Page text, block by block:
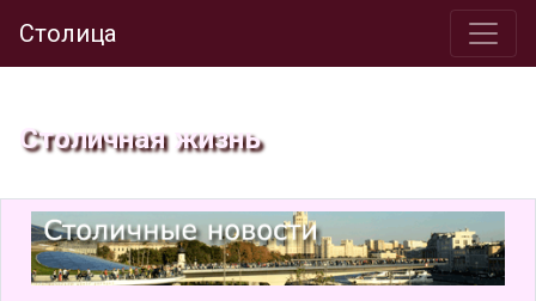
Столица
Столичная жизнь